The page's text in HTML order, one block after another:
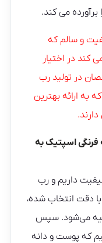
می کند.
و سالم که
کند در اختیار
در تولید رب
به ارائه بهترین
اسپتیک به
داریم و رب
دقت انتخاب شده،
می‌شود. سپس
که پوست و دانه